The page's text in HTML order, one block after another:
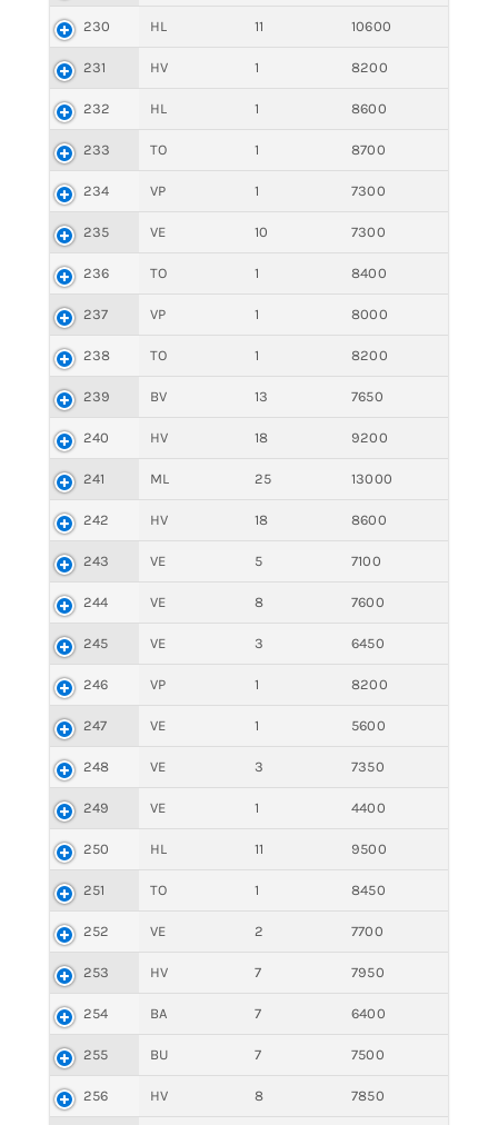
230 HL 11 10600
231 HV 1 8200
232 HL 1 8600
233 TO 1 8700
234 VP 1 7300
235 VE 10 7300
236 TO 1 8400
237 VP 1 8000
238 TO 1 8200
239 BV 13 7650
240 HV 18 9200
241 ML 25 13000
242 HV 18 8600
243 VE 5 7100
244 VE 8 7600
245 VE 3 6450
246 VP 1 8200
247 VE 1 5600
248 VE 3 7350
249 VE 1 4400
250 HL 11 9500
251 TO 1 8450
252 VE 2 7700
253 HV 7 7950
254 BA 7 6400
255 BU 7 7500
256 HV 8 7850